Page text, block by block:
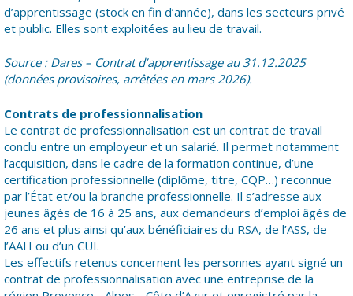
d’apprentissage (stock en fin d’année), dans les secteurs privé
et public. Elles sont exploitées au lieu de travail.
Source : Dares – Contrat d’apprentissage au 31.12.2025
(données provisoires, arrêtées en mars 2026).
Contrats de professionnalisation
Le contrat de professionnalisation est un contrat de travail
conclu entre un employeur et un salarié. Il permet notamment
l’acquisition, dans le cadre de la formation continue, d’une
certification professionnelle (diplôme, titre, CQP…) reconnue
par l’État et/ou la branche professionnelle. Il s’adresse aux
jeunes âgés de 16 à 25 ans, aux demandeurs d’emploi âgés de
26 ans et plus ainsi qu’aux bénéficiaires du RSA, de l’ASS, de
l’AAH ou d’un CUI.
Les effectifs retenus concernent les personnes ayant signé un
contrat de professionnalisation avec une entreprise de la